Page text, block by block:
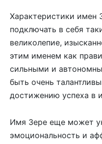
Характеристики имен
подключать в себя
великолепие,
этим именем как
сильными и
быть очень
достижению успеха в
Имя Зере еще может
эмоциональность и